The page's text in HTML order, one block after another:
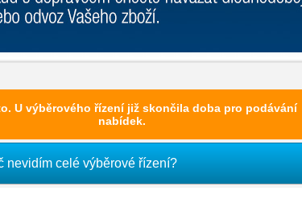
U výběrového řízení již skončila doba pro podávání
nabídek.
nevidím celé výběrové řízení?